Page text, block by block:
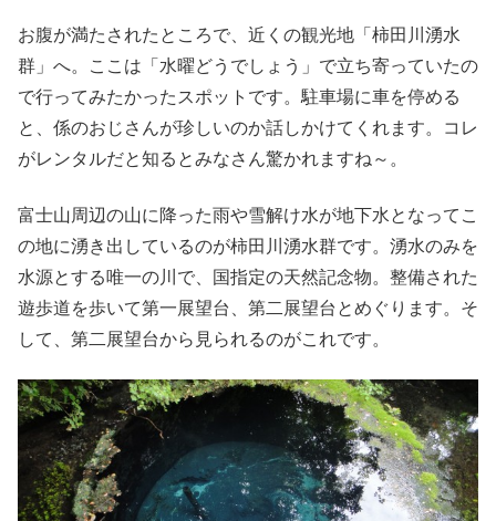
お腹が満たされたところで、近くの観光地「柿田川湧水
群」へ。ここは「水曜どうでしょう」で立ち寄っていたの
で行ってみたかったスポットです。駐車場に車を停める
と、係のおじさんが珍しいのか話しかけてくれます。コレ
がレンタルだと知るとみなさん驚かれますね～。
富士山周辺の山に降った雨や雪解け水が地下水となってこ
の地に湧き出しているのが柿田川湧水群です。湧水のみを
水源とする唯一の川で、国指定の天然記念物。整備された
遊歩道を歩いて第一展望台、第二展望台とめぐります。そ
して、第二展望台から見られるのがこれです。